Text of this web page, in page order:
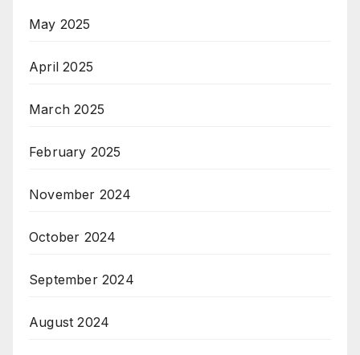
May 2025
April 2025
March 2025
February 2025
November 2024
October 2024
September 2024
August 2024